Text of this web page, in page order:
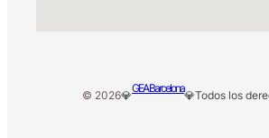
© 2026💎
GEA Barcelona
💎Todos los